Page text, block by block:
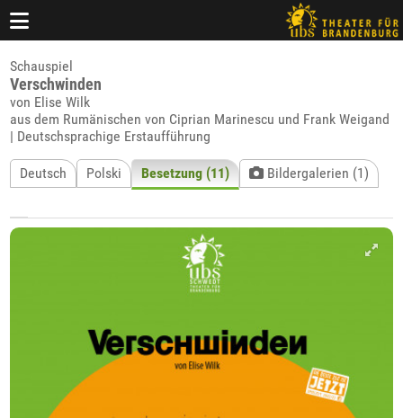
Schauspiel
Verschwinden
von Elise Wilk
aus dem Rumänischen von Ciprian Marinescu und Frank Weigand
| Deutschsprachige Erstaufführung
Deutsch Polski Besetzung (11) Bildergalerien (1)